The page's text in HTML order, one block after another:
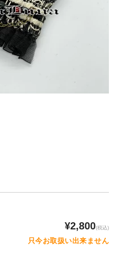
¥2,800(税込)
只今お取扱い出来ません